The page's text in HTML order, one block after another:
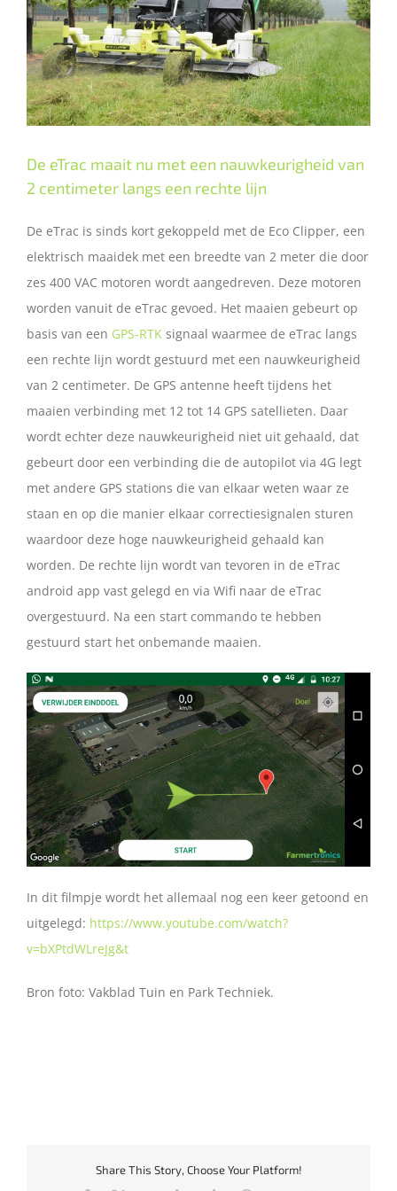
De eTrac maait nu met een nauwkeurigheid van
2 centimeter langs een rechte lijn
De eTrac is sinds kort gekoppeld met de Eco Clipper, een
elektrisch maaidek met een breedte van 2 meter die door
zes 400 VAC motoren wordt aangedreven. Deze motoren
worden vanuit de eTrac gevoed. Het maaien gebeurt op
basis van een GPS-RTK signaal waarmee de eTrac langs
een rechte lijn wordt gestuurd met een nauwkeurigheid
van 2 centimeter. De GPS antenne heeft tijdens het
maaien verbinding met 12 tot 14 GPS satellieten. Daar
wordt echter deze nauwkeurigheid niet uit gehaald, dat
gebeurt door een verbinding die de autopilot via 4G legt
met andere GPS stations die van elkaar weten waar ze
staan en op die manier elkaar correctiesignalen sturen
waardoor deze hoge nauwkeurigheid gehaald kan
worden. De rechte lijn wordt van tevoren in de eTrac
android app vast gelegd en via Wifi naar de eTrac
overgestuurd. Na een start commando te hebben
gestuurd start het onbemande maaien.
In dit filmpje wordt het allemaal nog een keer getoond en
uitgelegd: https://www.youtube.com/watch?
v=bXPtdWLreJg&t
Bron foto: Vakblad Tuin en Park Techniek.
Share This Story, Choose Your Platform!